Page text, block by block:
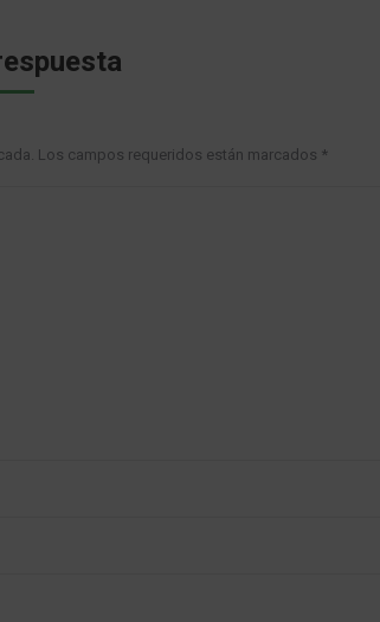
Los campos requeridos están marcados *